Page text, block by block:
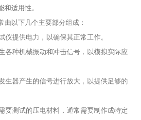
和适用性。
以下几个主要部分组成：
提供电力，以确保其正常工作。
种机械振动和冲击信号，以模拟实际应
器产生的信号进行放大，以提供足够的
测试的压电材料，通常需要制作成特定